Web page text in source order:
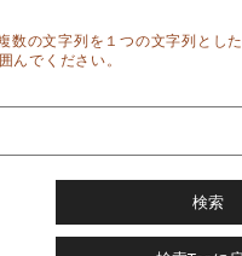
数の文字列を１つの文字列とし
んでください。